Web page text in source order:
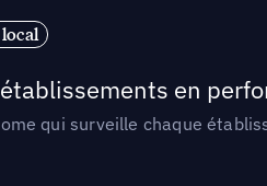
en
qui surveille chaque